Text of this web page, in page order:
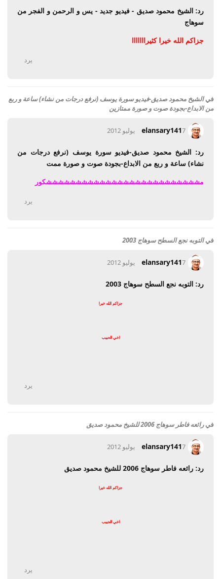
رد: الشيخ محمود صديق - فيديو جديد - يس و الرحمن و الفجر من
سوهاج
جزاكم الله خيرا كثيرااااااا
يرد
فيالشيخ محمود صديق-فيديو سورة يوسف (نرفع درجات من نشاء) ساعة و ربع
من الابداع-بجودة صوت و صورة ممتازين
elansary1417 يوليو 2012
رد: الشيخ محمود صديق-فيديو سورة يوسف (نرفع درجات من
نشاء) ساعة و ربع من الابداع-بجودة صوت و صورة ممت
مششششششششششششششششششششششششششکور
يرد
فيالتوبه نجع السطح سوهاج 2003
elansary1417 يوليو 2012
رد: التوبه نجع السطح سوهاج 2003
جزاكم الله خيرا
اخي الحبيب
يرد
فيرائعه فاطر سوهاج 2006 للشيخ محمود صديق
elansary1417 يوليو 2012
رد: رائعه فاطر سوهاج 2006 للشيخ محمود صديق
جزاكم الله خيرا
اخي الحبيب
يرد